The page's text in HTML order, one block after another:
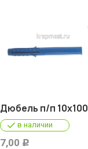
Дюбель п/п 10х100
в наличии
7,00 Р